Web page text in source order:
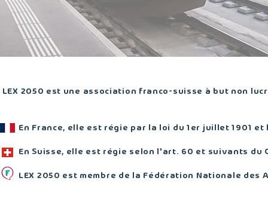
LEX 2050 est une association franco-suisse à but non
En France, elle est régie par la loi du 1er juillet 1901 et
En Suisse, elle est régie selon l'art. 60 et suivants du
LEX 2050 est membre de la Fédération Nationale